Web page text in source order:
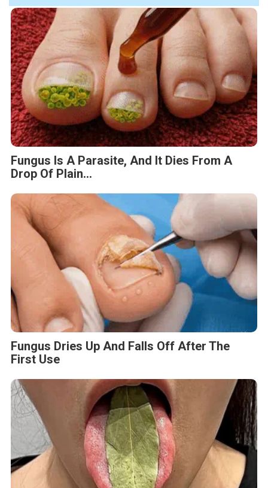
Fungus Is A Parasite, And It Dies From A
Drop Of Plain...
Fungus Dries Up And Falls Off After The
First Use